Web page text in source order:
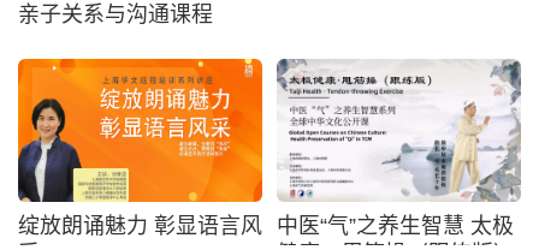
亲子关系与沟通课程
绽放朗诵魅力 彰显语言风
中医“气”之养生智慧 太极